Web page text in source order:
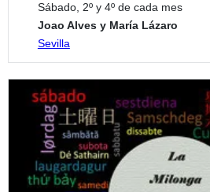
Sábado, 2º y 4º de cada mes
Joao Alves y María Lázaro
Sevilla